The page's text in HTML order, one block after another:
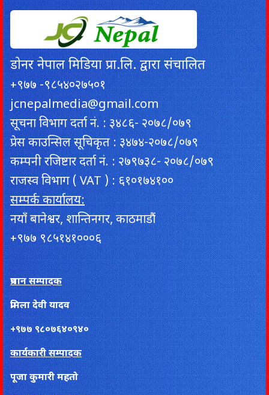
डाेनर नेपाल मिडिया प्रा.लि. द्वारा संचालित
+९७७ -९८५४०२७५०१
jcnepalmedia@gmail.com
सूचना विभाग दर्ता नं. : ३४८६- २०७८/०७९
प्रेस काउन्सिल सूचिकृत : ३४७४-२०७८/०७९
कम्पनी रजिष्टार दर्ता नं. : २७९७३८- २०७८/०७९
राजस्व विभाग ( VAT ) : ६१०१७४१००
सम्पर्क कार्यालय:
नयाँ बानेश्वर, शान्तिनगर, काठमाडौं
+९७७ ९८५१४१०००६
प्रधान सम्पादक
प्रमिला देवी यादव
+९७७ ९८०७६४०९४०
कार्यकारी सम्पादक
पूजा कुमारी महतो